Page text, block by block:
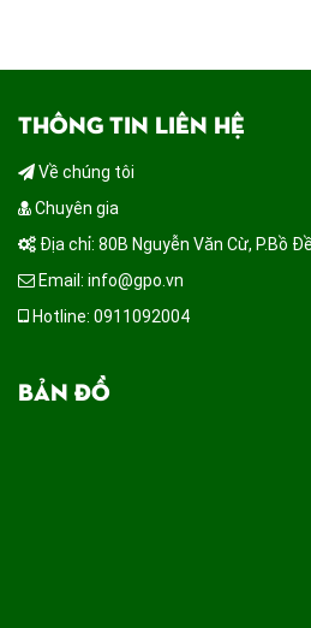
THÔNG TIN LIÊN HỆ
Về chúng tôi
Chuyên gia
Địa chỉ: 80B Nguyễn Văn Cừ, P.Bồ
Email: info@gpo.vn
Hotline: 0911092004
BẢN ĐỒ